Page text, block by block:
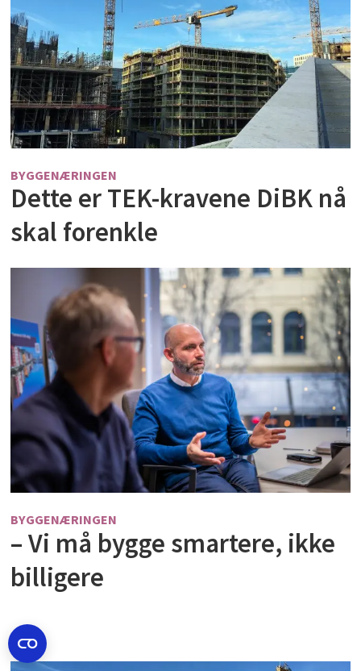
BYGGENÆRINGEN
Dette er TEK-kravene DiBK nå
skal forenkle
BYGGENÆRINGEN
– Vi må bygge smartere, ikke
billigere